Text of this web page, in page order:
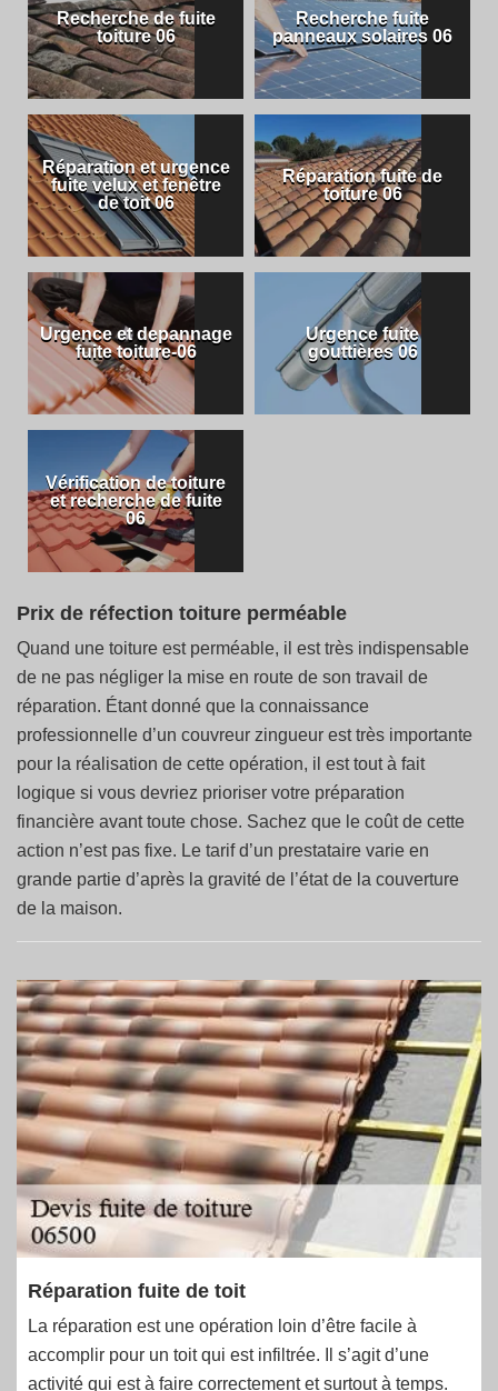
Recherche de fuite
toiture 06
Recherche fuite
panneaux solaires 06
Réparation et urgence
fuite velux et fenêtre
de toit 06
Réparation fuite de
toiture 06
Urgence et depannage
fuite toiture-06
Urgence fuite
gouttières 06
Vérification de toiture
et recherche de fuite
06
Prix de réfection toiture perméable
Quand une toiture est perméable, il est très indispensable
de ne pas négliger la mise en route de son travail de
réparation. Étant donné que la connaissance
professionnelle d’un couvreur zingueur est très importante
pour la réalisation de cette opération, il est tout à fait
logique si vous devriez prioriser votre préparation
financière avant toute chose. Sachez que le coût de cette
action n’est pas fixe. Le tarif d’un prestataire varie en
grande partie d’après la gravité de l’état de la couverture
de la maison.
Réparation fuite de toit
La réparation est une opération loin d’être facile à
accomplir pour un toit qui est infiltrée. Il s’agit d’une
activité qui est à faire correctement et surtout à temps.